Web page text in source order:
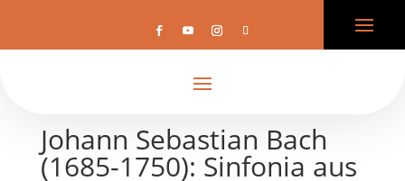
Johann Sebastian Bach
(1685-1750): Sinfonia aus